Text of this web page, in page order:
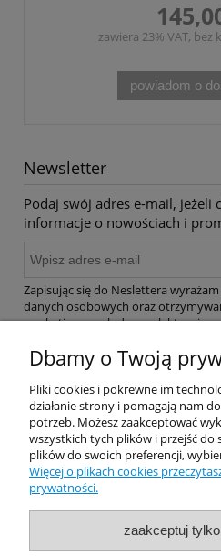
zawiera 23% VAT,
powiadom o
Newsletter
Podaj swój adres e-mail, jeżeli
informacje o nowościach i
Zapisując się do Neslettera
danych osobowych oraz
marketingowych drogą
Pomoc
Moje
Dbamy o Twoją
Pliki cookies i pokrewne im
działanie strony i pomagają nam
potrzeb. Możesz zaakceptować
wszystkich tych plików i przejść do
plików do swoich preferencji,
Więcej o plikach cookies
prywatności.
zaakceptuj